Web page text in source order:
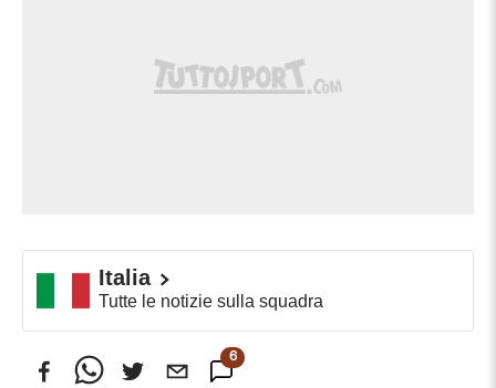
Italia
Tutte le notizie sulla squadra
6